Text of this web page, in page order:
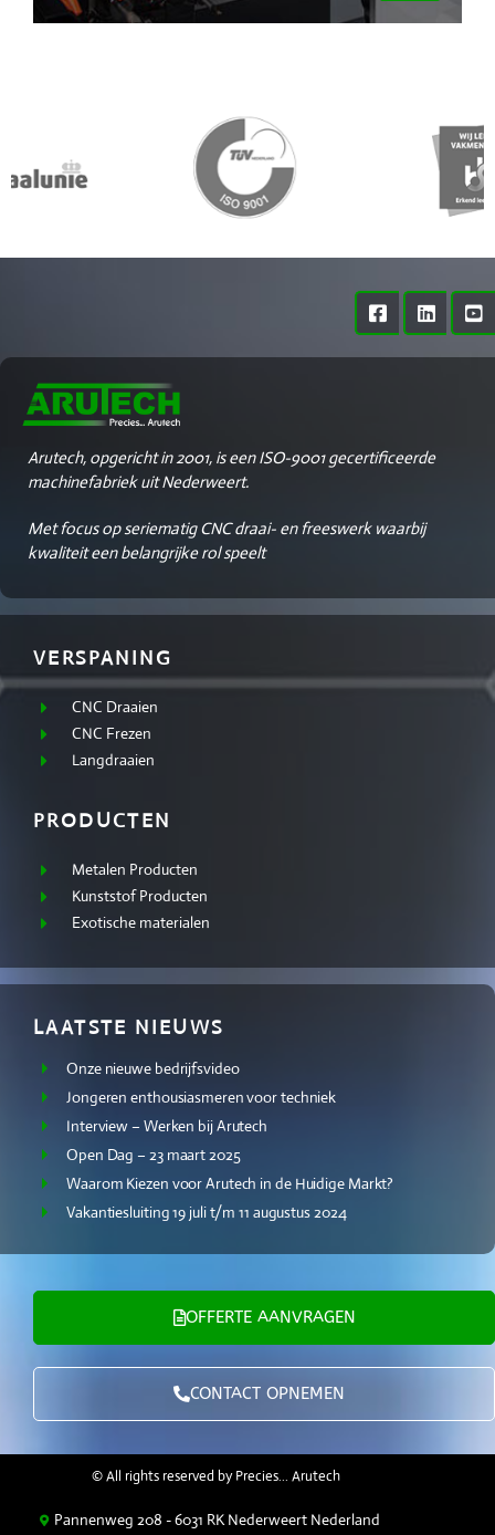
Arutech, opgericht in 2001, is een ISO-9001 gecertificeerde
machinefabriek uit Nederweert.
Met focus op seriematig CNC draai- en freeswerk waarbij
kwaliteit een belangrijke rol speelt
VERSPANING
CNC Draaien
CNC Frezen
Langdraaien
PRODUCTEN
Metalen Producten
Kunststof Producten
Exotische materialen
LAATSTE NIEUWS
Onze nieuwe bedrijfsvideo
Jongeren enthousiasmeren voor techniek
Interview – Werken bij Arutech
Open Dag – 23 maart 2025
Waarom Kiezen voor Arutech in de Huidige Markt?
Vakantiesluiting 19 juli t/m 11 augustus 2024
OFFERTE AANVRAGEN
CONTACT OPNEMEN
© All rights reserved by Precies… Arutech
Pannenweg 208 - 6031 RK Nederweert Nederland
OFFERTE AANVRAGEN